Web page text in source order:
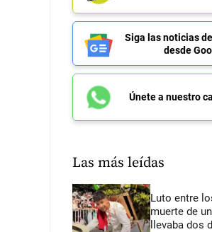
Siga las noticias
desde
Únete a nuestro
Las más leídas
Luto entre
muerte de
llevaba dos